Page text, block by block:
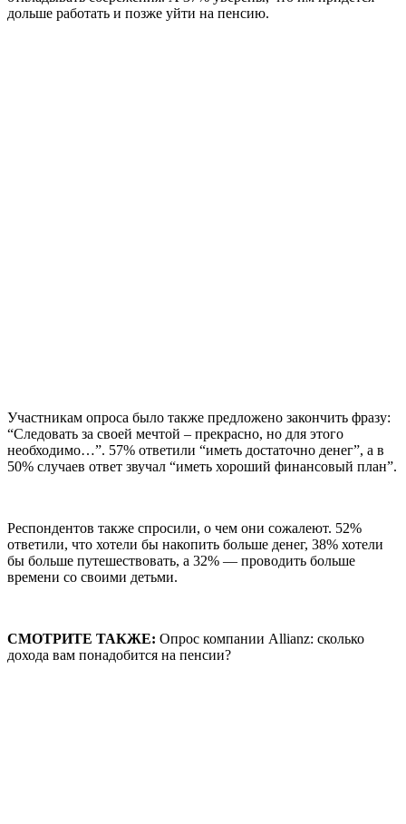
дольше работать и позже уйти на пенсию.
Участникам опроса было также предложено закончить фразу:
“Следовать за своей мечтой – прекрасно, но для этого
необходимо…”. 57% ответили “иметь достаточно денег”, а в
50% случаев ответ звучал “иметь хороший финансовый план”.
Респондентов также спросили, о чем они сожалеют. 52%
ответили, что хотели бы накопить больше денег, 38% хотели
бы больше путешествовать, а 32% — проводить больше
времени со своими детьми.
СМОТРИТЕ ТАКЖЕ: Опрос компании Allianz: сколько
дохода вам понадобится на пенсии?